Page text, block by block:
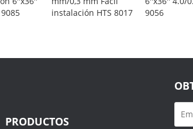
instalación HTS 8017
9056
PRODUCTOS